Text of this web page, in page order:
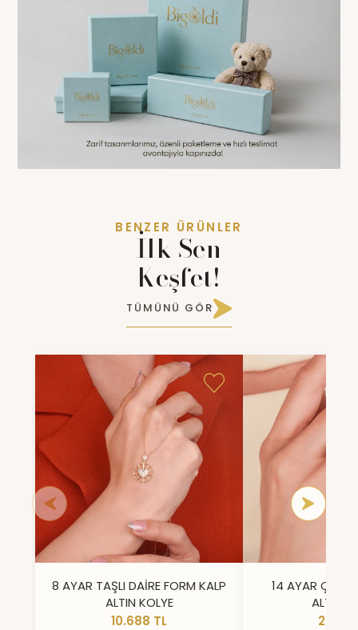
BENZER ÜRÜNLER
İlk Sen
Keşfet!
TÜMÜNÜ GÖR
8 AYAR TAŞLI DAİRE FORM KALP
ALTIN KOLYE
10.688 TL
14 AYAR ÇİFT
ALTIN